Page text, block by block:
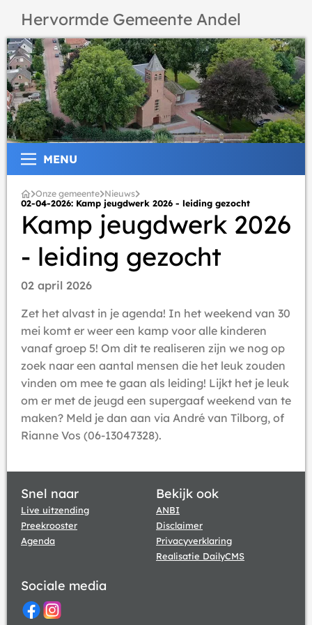
Hervormde Gemeente Andel
MENU
Onze gemeente Nieuws
02-04-2026: Kamp jeugdwerk 2026 - leiding gezocht
Kamp jeugdwerk 2026
- leiding gezocht
02 april 2026
Zet het alvast in je agenda! In het weekend van 30
mei komt er weer een kamp voor alle kinderen
vanaf groep 5! Om dit te realiseren zijn we nog op
zoek naar een aantal mensen die het leuk zouden
vinden om mee te gaan als leiding! Lijkt het je leuk
om er met de jeugd een supergaaf weekend van te
maken? Meld je dan aan via André van Tilborg, of
Rianne Vos (06-13047328).
Snel naar
Live uitzending
Preekrooster
Agenda
Bekijk ook
ANBI
Disclaimer
Privacyverklaring
Realisatie DailyCMS
Sociale media